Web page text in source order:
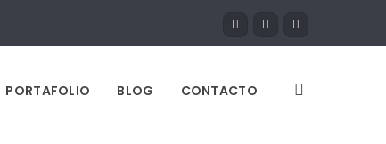
PORTAFOLIO BLOG CONTACTO